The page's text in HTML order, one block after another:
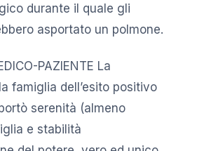
durante il quale gli
asportato un polmone.
PAZIENTE La
famiglia dell’esito positivo
serenità (almeno
e stabilità